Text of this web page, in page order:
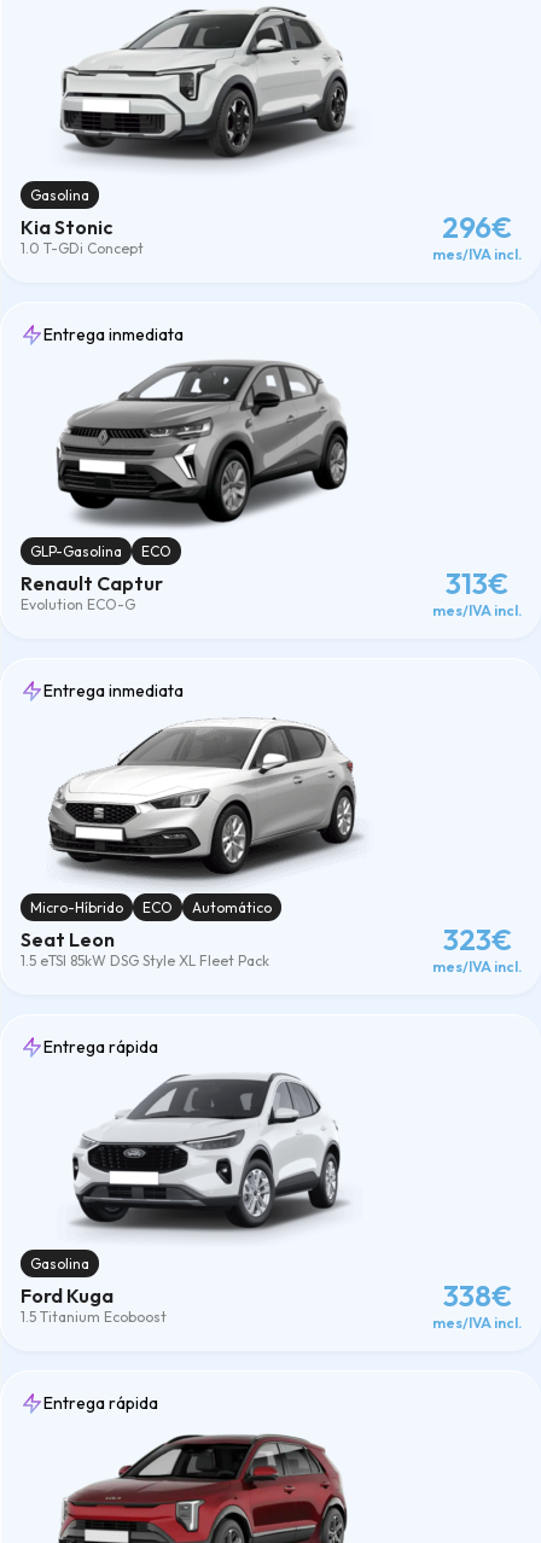
Gasolina
Kia Stonic
1.0 T-GDi Concept
296€
mes/IVA incl.
Entrega inmediata
GLP-Gasolina ECO
Renault Captur
Evolution ECO-G
313€
mes/IVA incl.
Entrega inmediata
Micro-Híbrido ECO Automático
Seat Leon
1.5 eTSI 85kW DSG Style XL Fleet Pack
323€
mes/IVA incl.
Entrega rápida
Gasolina
Ford Kuga
1.5 Titanium Ecoboost
338€
mes/IVA incl.
Entrega rápida